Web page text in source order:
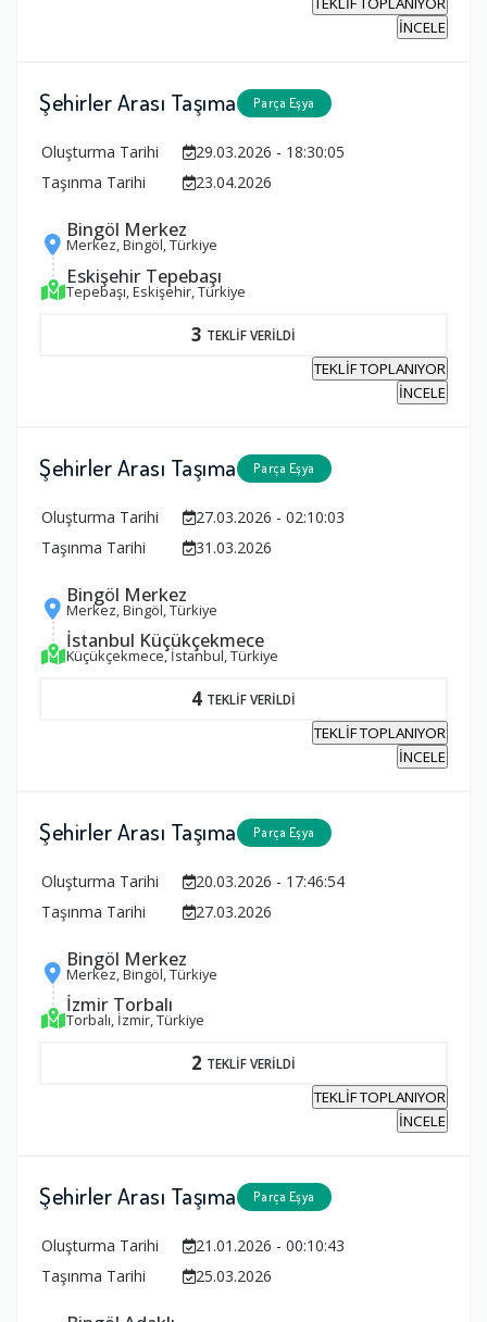
İNCELE
Şehirler Arası Taşıma Parça Eşya
Oluşturma Tarihi
29.03.2026 - 18:30:05
Taşınma Tarihi
23.04.2026
Bingöl Merkez
Merkez, Bingöl, Türkiye
Eskişehir Tepebaşı
Tepebaşı, Eskişehir, Türkiye
3 TEKLİF VERİLDİ
TEKLİF TOPLANIYOR
İNCELE
Şehirler Arası Taşıma Parça Eşya
Oluşturma Tarihi
27.03.2026 - 02:10:03
Taşınma Tarihi
31.03.2026
Bingöl Merkez
Merkez, Bingöl, Türkiye
İstanbul Küçükçekmece
Küçükçekmece, İstanbul, Türkiye
4 TEKLİF VERİLDİ
TEKLİF TOPLANIYOR
İNCELE
Şehirler Arası Taşıma Parça Eşya
Oluşturma Tarihi
20.03.2026 - 17:46:54
Taşınma Tarihi
27.03.2026
Bingöl Merkez
Merkez, Bingöl, Türkiye
İzmir Torbalı
Torbalı, İzmir, Türkiye
2 TEKLİF VERİLDİ
TEKLİF TOPLANIYOR
İNCELE
Şehirler Arası Taşıma Parça Eşya
Oluşturma Tarihi
21.01.2026 - 00:10:43
Taşınma Tarihi
25.03.2026